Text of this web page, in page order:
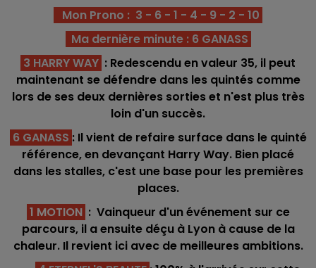
Mon Prono : 3 - 6 - 1 - 4 - 9 - 2 - 10
Ma dernière minute : 6 GANASS
3 HARRY WAY : Redescendu en valeur 35, il peut
maintenant se défendre dans les quintés comme
lors de ses deux dernières sorties et n'est plus très
loin d'un succès.
6 GANASS : Il vient de refaire surface dans le quinté
référence, en devançant Harry Way. Bien placé
dans les stalles, c'est une base pour les premières
places.
1 MOTION : Vainqueur d'un événement sur ce
parcours, il a ensuite déçu à Lyon à cause de la
chaleur. Il revient ici avec de meilleures ambitions.